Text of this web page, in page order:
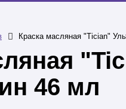
Краска масляная "Tician"
46 мл